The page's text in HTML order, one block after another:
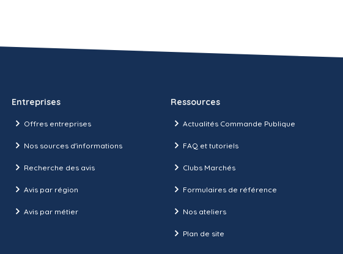
Entreprises
Offres entreprises
Nos sources d'informations
Recherche des avis
Avis par région
Avis par métier
Ressources
Actualités Commande Publique
FAQ et tutoriels
Clubs Marchés
Formulaires de référence
Nos ateliers
Plan de site